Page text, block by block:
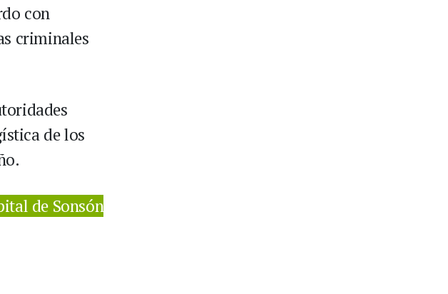
con
criminales
de los
de Sonsón